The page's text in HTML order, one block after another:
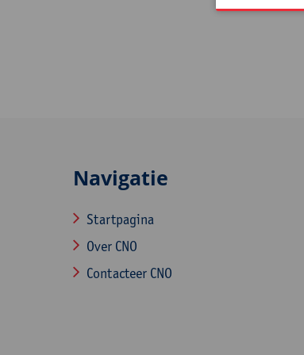
Navigatie
Startpagina
Over CNO
Contacteer CNO